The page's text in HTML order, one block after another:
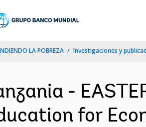
LA POBREZA Investigaciones y
-
for